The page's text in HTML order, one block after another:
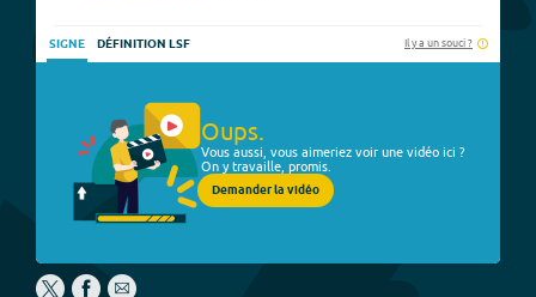
SIGNE DÉFINITION LSF Il y a un souci ?
Oups.
Vous aussi, vous aimeriez voir une vidéo ici ?
On y travaille, promis.
Demander la vidéo